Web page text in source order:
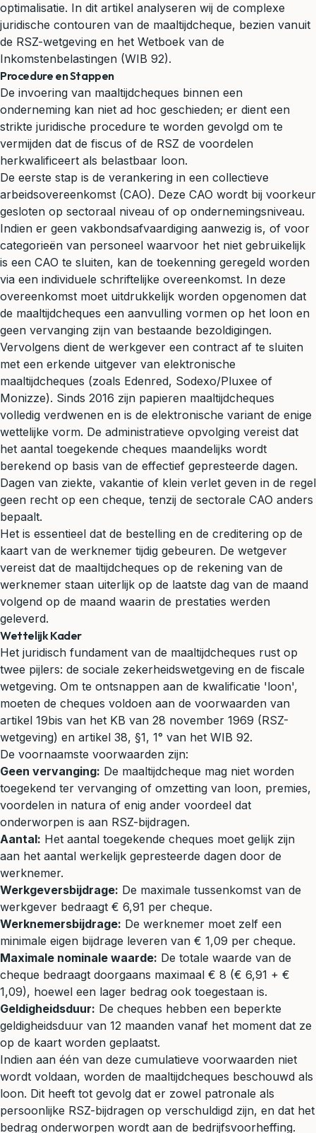
optimalisatie. In dit artikel analyseren wij de complexe
juridische contouren van de maaltijdcheque, bezien vanuit
de RSZ-wetgeving en het Wetboek van de
Inkomstenbelastingen (WIB 92).
Procedure en Stappen
De invoering van maaltijdcheques binnen een
onderneming kan niet ad hoc geschieden; er dient een
strikte juridische procedure te worden gevolgd om te
vermijden dat de fiscus of de RSZ de voordelen
herkwalificeert als belastbaar loon.
De eerste stap is de verankering in een collectieve
arbeidsovereenkomst (CAO). Deze CAO wordt bij voorkeur
gesloten op sectoraal niveau of op ondernemingsniveau.
Indien er geen vakbondsafvaardiging aanwezig is, of voor
categorieën van personeel waarvoor het niet gebruikelijk
is een CAO te sluiten, kan de toekenning geregeld worden
via een individuele schriftelijke overeenkomst. In deze
overeenkomst moet uitdrukkelijk worden opgenomen dat
de maaltijdcheques een aanvulling vormen op het loon en
geen vervanging zijn van bestaande bezoldigingen.
Vervolgens dient de werkgever een contract af te sluiten
met een erkende uitgever van elektronische
maaltijdcheques (zoals Edenred, Sodexo/Pluxee of
Monizze). Sinds 2016 zijn papieren maaltijdcheques
volledig verdwenen en is de elektronische variant de enige
wettelijke vorm. De administratieve opvolging vereist dat
het aantal toegekende cheques maandelijks wordt
berekend op basis van de effectief gepresteerde dagen.
Dagen van ziekte, vakantie of klein verlet geven in de regel
geen recht op een cheque, tenzij de sectorale CAO anders
bepaalt.
Het is essentieel dat de bestelling en de creditering op de
kaart van de werknemer tijdig gebeuren. De wetgever
vereist dat de maaltijdcheques op de rekening van de
werknemer staan uiterlijk op de laatste dag van de maand
volgend op de maand waarin de prestaties werden
geleverd.
Wettelijk Kader
Het juridisch fundament van de maaltijdcheques rust op
twee pijlers: de sociale zekerheidswetgeving en de fiscale
wetgeving. Om te ontsnappen aan de kwalificatie 'loon',
moeten de cheques voldoen aan de voorwaarden van
artikel 19bis van het KB van 28 november 1969 (RSZ-
wetgeving) en artikel 38, §1, 1° van het WIB 92.
De voornaamste voorwaarden zijn:
Geen vervanging: De maaltijdcheque mag niet worden
toegekend ter vervanging of omzetting van loon, premies,
voordelen in natura of enig ander voordeel dat
onderworpen is aan RSZ-bijdragen.
Aantal: Het aantal toegekende cheques moet gelijk zijn
aan het aantal werkelijk gepresteerde dagen door de
werknemer.
Werkgeversbijdrage: De maximale tussenkomst van de
werkgever bedraagt € 6,91 per cheque.
Werknemersbijdrage: De werknemer moet zelf een
minimale eigen bijdrage leveren van € 1,09 per cheque.
Maximale nominale waarde: De totale waarde van de
cheque bedraagt doorgaans maximaal € 8 (€ 6,91 + €
1,09), hoewel een lager bedrag ook toegestaan is.
Geldigheidsduur: De cheques hebben een beperkte
geldigheidsduur van 12 maanden vanaf het moment dat ze
op de kaart worden geplaatst.
Indien aan één van deze cumulatieve voorwaarden niet
wordt voldaan, worden de maaltijdcheques beschouwd als
loon. Dit heeft tot gevolg dat er zowel patronale als
persoonlijke RSZ-bijdragen op verschuldigd zijn, en dat het
bedrag onderworpen wordt aan de bedrijfsvoorheffing.